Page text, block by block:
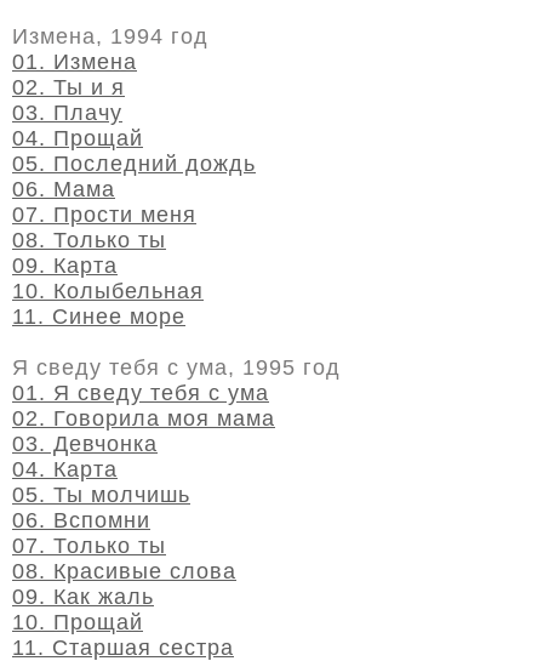
Измена, 1994 год
01. Измена
02. Ты и я
03. Плачу
04. Прощай
05. Последний дождь
06. Мама
07. Прости меня
08. Только ты
09. Карта
10. Колыбельная
11. Синее море
Я сведу тебя с ума, 1995 год
01. Я сведу тебя с ума
02. Говорила моя мама
03. Девчонка
04. Карта
05. Ты молчишь
06. Вспомни
07. Только ты
08. Красивые слова
09. Как жаль
10. Прощай
11. Старшая сестра